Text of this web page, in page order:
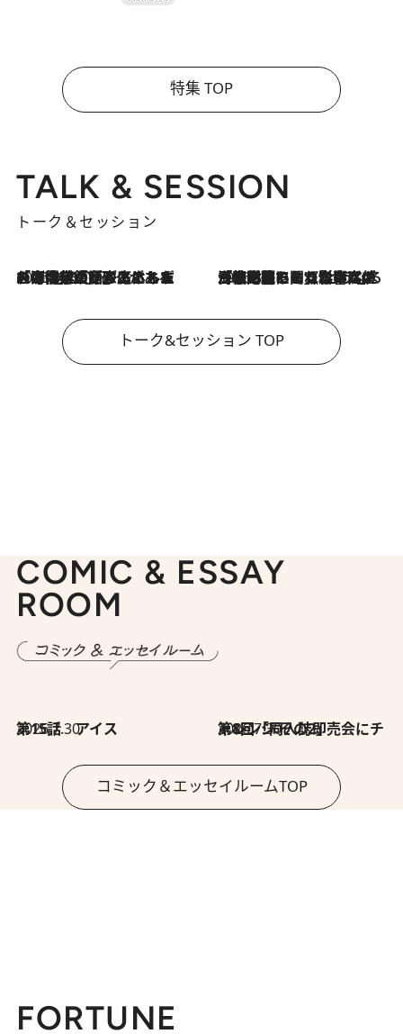
特集 TOP
TALK & SESSION
トーク＆セッション
2026.8.3
「今後値上げがあるとすれば…」「リスクがあるのは今年の冬」エネルギー専門家が語る、ホルムズ海峡封鎖が家庭にもたらす“ある心配” 2026.8.3
「住宅建てられない…」「サーチャージ料の高値が続いている」ホルムズ海峡封鎖による影響はいつまで続く？《エネルギー専門家に聞く“どうなる日本の暮らし”》
トーク&セッション TOP
COMIC & ESSAY
ROOM
2026.7.30
第15話 アイス 2026.7.30
第8回「同人誌即売会にチャレンジ その2」
コミック＆エッセイルームTOP
FORTUNE